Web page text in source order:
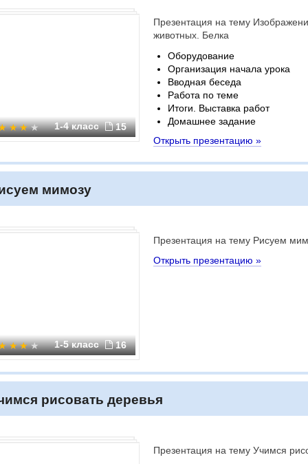
1-4 класс 15
Презентация на тему
животных. Белка
Оборудование
Организация начала урока
Вводная беседа
Работа по теме
Итоги. Выставка работ
Домашнее задание
Открыть презентацию »
мимозу
1-5 класс 16
Презентация на тему Рисуем
Открыть презентацию »
рисовать деревья
Презентация на тему Учимся